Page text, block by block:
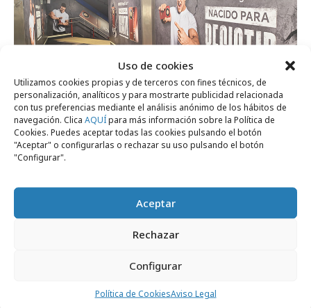
Uso de cookies
Utilizamos cookies propias y de terceros con fines técnicos, de
personalización, analíticos y para mostrarte publicidad relacionada
con tus preferencias mediante el análisis anónimo de los hábitos de
navegación. Clica AQUÍpara más información sobre la Política de
Cookies. Puedes aceptar todas las cookies pulsando el botón
"Aceptar" o configurarlas o rechazar su uso pulsando el botón
"Configurar".
Aceptar
Rechazar
Configurar
Política de CookiesAviso Legal
viernes, 6 de febrero 2026
de resistencia